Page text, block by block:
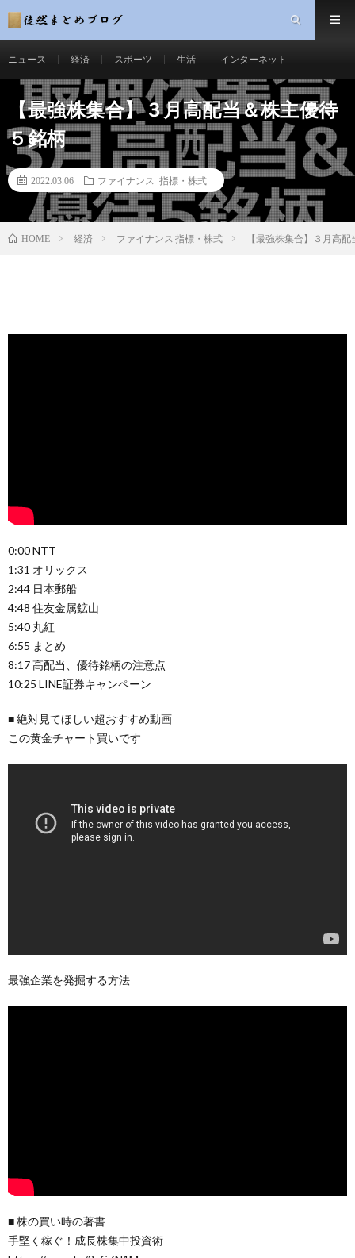
ニュース 経済 スポーツ 生活 インターネット
【最強株集合】３月高配当＆株主優待
５銘柄
2022.03.06 ファイナンス 指標・株式
HOME 経済 ファイナンス 指標・株式 【最強株集合】３月高
0:00 NTT
1:31 オリックス
2:44 日本郵船
4:48 住友金属鉱山
5:40 丸紅
6:55 まとめ
8:17 高配当、優待銘柄の注意点
10:25 LINE証券キャンペーン
■ 絶対見てほしい超おすすめ動画
この黄金チャート買いです
最強企業を発掘する方法
■ 株の買い時の著書
手堅く稼ぐ！成長株集中投資術